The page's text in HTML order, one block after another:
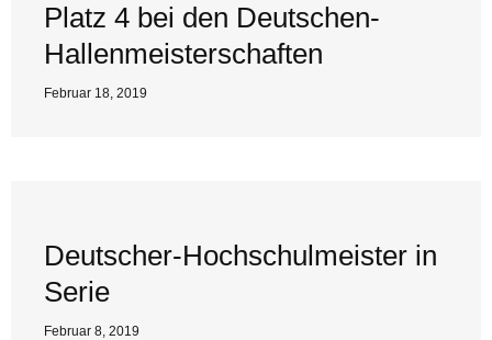
Platz 4 bei den Deutschen-
Hallenmeisterschaften
Februar 18, 2019
Deutscher-Hochschulmeister in
Serie
Februar 8, 2019